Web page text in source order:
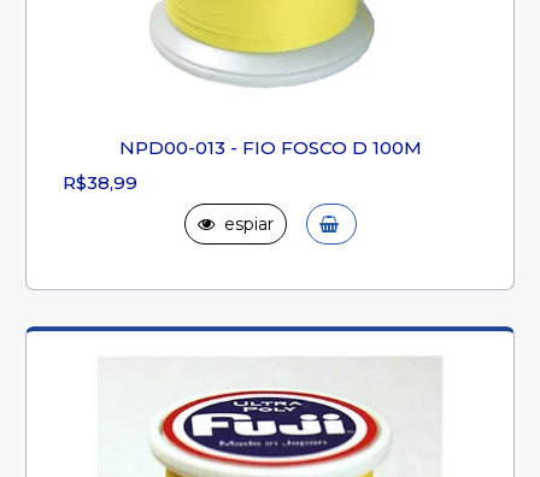
NPD00-013 - FIO FOSCO D 100M
R$38,99
espiar